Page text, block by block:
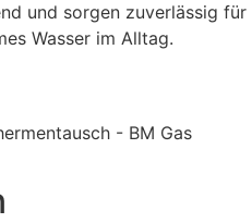
und sorgen zuverlässig für
Wasser im Alltag.